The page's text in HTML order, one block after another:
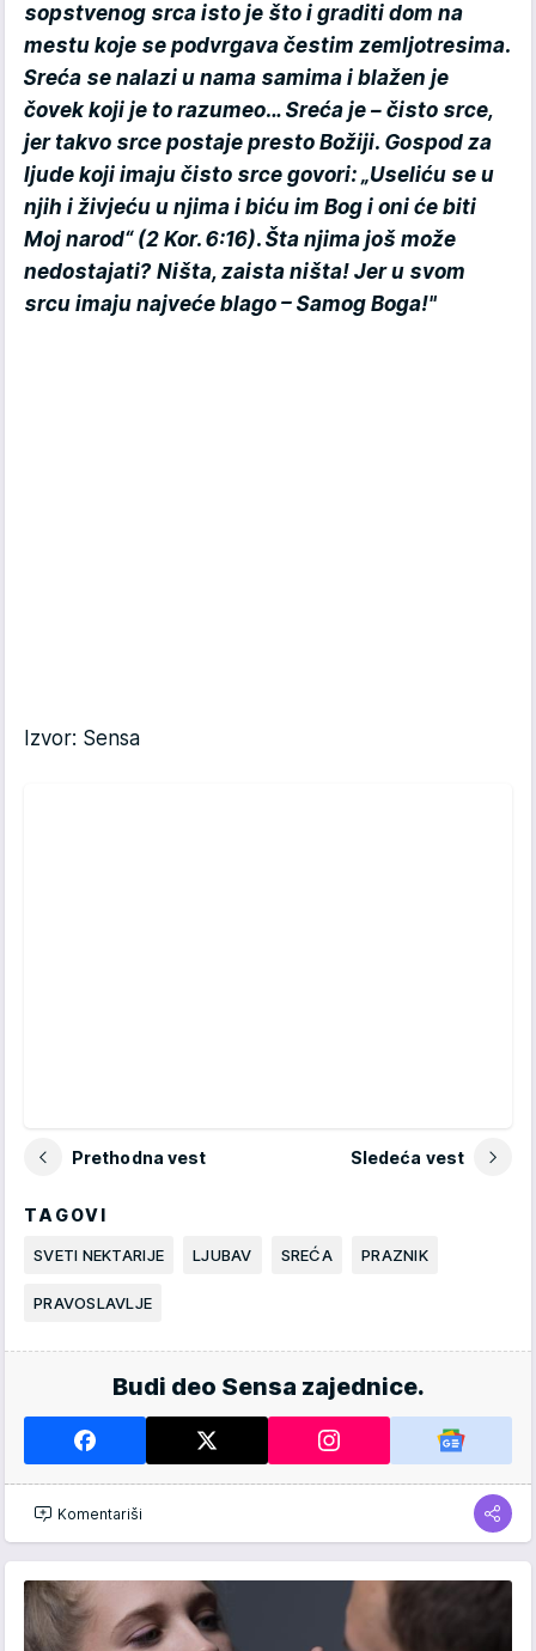
sopstvenog srca isto je što i graditi dom na
mestu koje se podvrgava čestim zemljotresima.
Sreća se nalazi u nama samima i blažen je
čovek koji je to razumeo… Sreća je – čisto srce,
jer takvo srce postaje presto Božiji. Gospod za
ljude koji imaju čisto srce govori: „Useliću se u
njih i živjeću u njima i biću im Bog i oni će biti
Moj narod“ (2 Kor. 6:16). Šta njima još može
nedostajati? Ništa, zaista ništa! Jer u svom
srcu imaju najveće blago – Samog Boga!"
Izvor: Sensa
Prethodna vest Sledeća vest
TAGOVI
SVETI NEKTARIJE LJUBAV SREĆA PRAZNIK
PRAVOSLAVLJE
Budi deo Sensa zajednice.
Komentariši